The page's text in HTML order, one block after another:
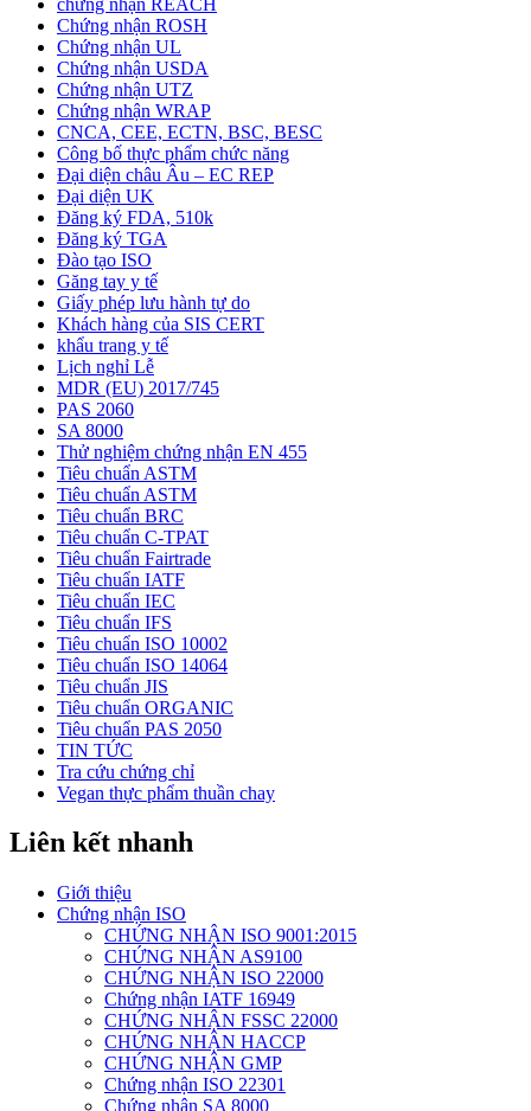
Chứng nhận ROSH
Chứng nhận UL
Chứng nhận USDA
Chứng nhận UTZ
Chứng nhận WRAP
CNCA, CEE, ECTN, BSC, BESC
Công bố thực phẩm chức năng
Đại diện châu Âu – EC REP
Đại diện UK
Đăng ký FDA, 510k
Đăng ký TGA
Đào tạo ISO
Găng tay y tế
Giấy phép lưu hành tự do
Khách hàng của SIS CERT
khẩu trang y tế
Lịch nghỉ Lễ
MDR (EU) 2017/745
PAS 2060
SA 8000
Thử nghiệm chứng nhận EN 455
Tiêu chuẩn ASTM
Tiêu chuẩn ASTM
Tiêu chuẩn BRC
Tiêu chuẩn C-TPAT
Tiêu chuẩn Fairtrade
Tiêu chuẩn IATF
Tiêu chuẩn IEC
Tiêu chuẩn IFS
Tiêu chuẩn ISO 10002
Tiêu chuẩn ISO 14064
Tiêu chuẩn JIS
Tiêu chuẩn ORGANIC
Tiêu chuẩn PAS 2050
TIN TỨC
Tra cứu chứng chỉ
Vegan thực phẩm thuần chay
Liên kết nhanh
Giới thiệu
Chứng nhận ISO
CHỨNG NHẬN ISO 9001:2015
CHỨNG NHẬN AS9100
CHỨNG NHẬN ISO 22000
Chứng nhận IATF 16949
CHỨNG NHẬN FSSC 22000
CHỨNG NHẬN HACCP
CHỨNG NHẬN GMP
Chứng nhận ISO 22301
Chứng nhận SA 8000